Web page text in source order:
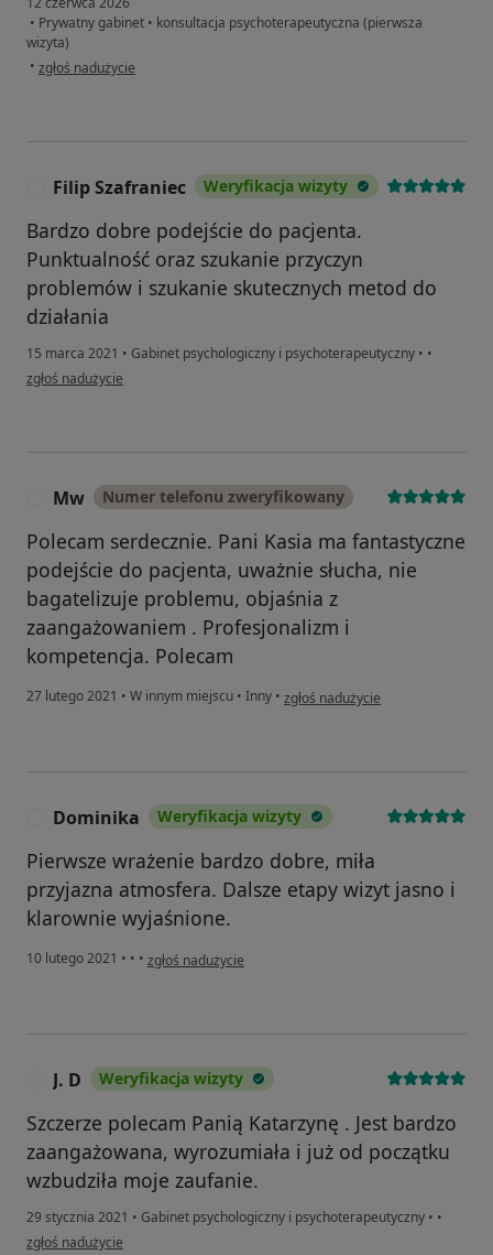
• Prywatny gabinet • konsultacja psychoterapeutyczna (pierwsza
wizyta)
• w opinii użytkownika MM
zgłoś nadużycie
Filip Szafraniec Weryfikacja wizyty
Bardzo dobre podejście do pacjenta.
Punktualność oraz szukanie przyczyn
problemów i szukanie skutecznych metod do
działania
15 marca 2021 • Gabinet psychologiczny i psychoterapeutyczny • •
w opinii użytkownika Filip Szafraniec
zgłoś nadużycie
Mw Numer telefonu zweryfikowany
Polecam serdecznie. Pani Kasia ma fantastyczne
podejście do pacjenta, uważnie słucha, nie
bagatelizuje problemu, objaśnia z
zaangażowaniem . Profesjonalizm i
kompetencja. Polecam
27 lutego 2021 • W innym miejscu • Inny • w opinii użytkownika Mw
zgłoś nadużycie
Dominika Weryfikacja wizyty
Pierwsze wrażenie bardzo dobre, miła
przyjazna atmosfera. Dalsze etapy wizyt jasno i
klarownie wyjaśnione.
10 lutego 2021 • • • w opinii użytkownika Dominika
zgłoś nadużycie
J. D Weryfikacja wizyty
Szczerze polecam Panią Katarzynę . Jest bardzo
zaangażowana, wyrozumiała i już od początku
wzbudziła moje zaufanie.
29 stycznia 2021 • Gabinet psychologiczny i psychoterapeutyczny • •
w opinii użytkownika J. D
zgłoś nadużycie